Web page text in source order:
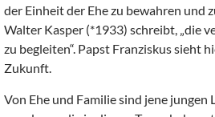
der Einheit der Ehe zu bewahren und
Walter Kasper (*1933) schreibt, „die
zu begleiten“. Papst Franziskus sieht
Zukunft.
Von Ehe und Familie sind jene